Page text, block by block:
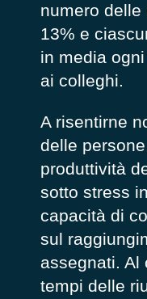
numero
13% e
in media
ai colleghi.
A risentirne
delle
produttività
sotto stress
capacità di
sul
assegnati. Al
tempi delle